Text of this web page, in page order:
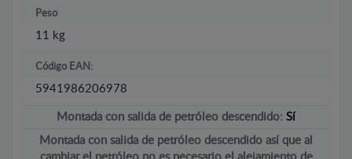
Peso
11 kg
Código EAN:
5941986206978
Montada con salida de petróleo descendido: Sí
Montada con salida de petróleo descendido así que al